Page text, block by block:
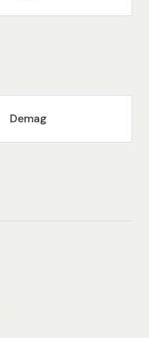
Demag